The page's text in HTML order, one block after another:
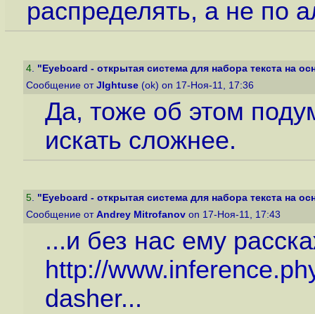
распределять, а не по
4. "Eyeboard - открытая система для набора текста на
Сообщение от JIghtuse (ok) on 17-Ноя-11, 17:36
Да, тоже об этом
искать сложнее.
5. "Eyeboard - открытая система для набора текста на
Сообщение от Andrey Mitrofanov on 17-Ноя-11, 17:43
...и без нас ему
http://
dasher...